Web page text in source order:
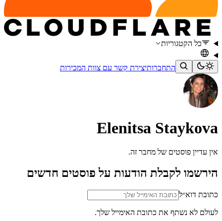
כל הקטגוריות
התחברותיצירת קשר עם צוות המכירות
Elenitsa Staykova
אין עדיין פוסטים של מחבר זה.
הירשמו לקבלת הודעות על פוסטים חדשים
כתובת דוא״ל
לעולם לא נשתף את כתובת האימייל שלך.